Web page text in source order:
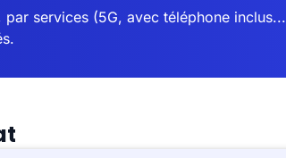
services (5G, avec téléphone